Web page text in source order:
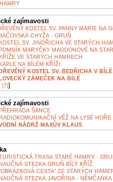
zajímavosti
KOSTEL SV. PANNY MARIE NA
BAČOVSKÁ CHYŽA - GRUŇ
KOSTEL SV. JINDŘICHA VE STARÝCH
POMNÍK MARYČKY MAGDONOVÉ NA
KŘÍŽE VE STARÝCH HAMRECH
KAPLE NA BÍLÉM KŘÍŽI
DŘEVĚNÝ KOSTEL SV. BEDŘICHA V BÍLÉ
LOVECKÝ ZÁMEČEK NA BÍLÉ
(7)]
zajímavosti
PŘEHRADA ŠANCE
RADIOKOMUNIKAČNÍ VĚŽ NA LYSÉ HOŘE
NÁDRŽ MAXŮV KLAUS
TRASA STARÉ HAMRY -
NAUČNÁ STEZKA GRUŇ-BÍLÝ KŘÍŽ
CESTA" ZE STARÝCH
NAUČNÁ STEZKA JAVOŘINA -